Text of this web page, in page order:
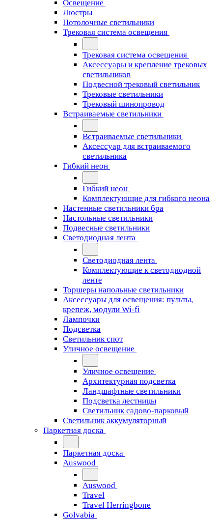
Освещение
Люстры
Потолочные светильники
Трековая система освещения
Трековая система освещения
Аксессуары и крепление трековых
светильников
Подвесной трековый светильник
Трековые светильники
Трековый шинопровод
Встраиваемые светильники
Встраиваемые светильники
Аксессуар для встраиваемого
светильника
Гибкий неон
Гибкий неон
Комплектующие для гибкого неона
Настенные светильники бра
Настольные светильники
Подвесные светильники
Светодиодная лента
Светодиодная лента
Комплектующие к светодиодной
ленте
Торшеры напольные светильники
Аксессуары для освещения: пульты,
крепеж, модули Wi-fi
Лампочки
Подсветка
Светильник спот
Уличное освещение
Уличное освещение
Архитектурная подсветка
Ландшафтные светильники
Подсветка лестницы
Светильник садово-парковый
Светильник аккумуляторный
Паркетная доска
Паркетная доска
Auswood
Auswood
Travel
Travel Herringbone
Golvabia